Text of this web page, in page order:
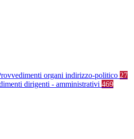
organi indirizzo-politico 27
dirigenti - amministrativi 469